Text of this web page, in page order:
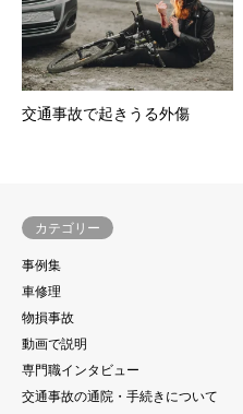
交通事故で起きうる外傷
カテゴリー
事例集
車修理
物損事故
動画で説明
専門職インタビュー
交通事故の通院・手続きについて